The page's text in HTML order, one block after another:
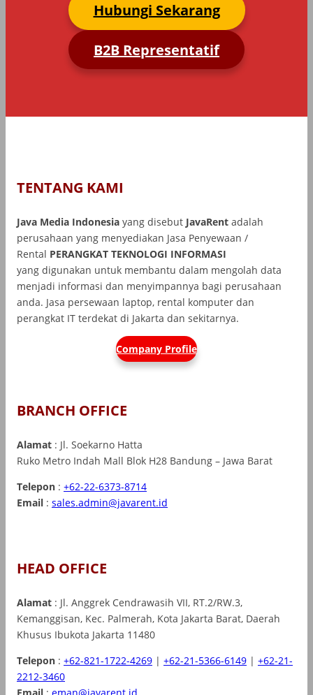
Hubungi Sekarang
B2B Representatif
TENTANG KAMI
Java Media Indonesia yang disebut JavaRent adalah
perusahaan yang menyediakan Jasa Penyewaan /
Rental PERANGKAT TEKNOLOGI INFORMASI
yang digunakan untuk membantu dalam mengolah data
menjadi informasi dan menyimpannya bagi perusahaan
anda. Jasa persewaan laptop, rental komputer dan
perangkat IT terdekat di Jakarta dan sekitarnya.
Company Profile
BRANCH OFFICE
Alamat : Jl. Soekarno Hatta
Ruko Metro Indah Mall Blok H28 Bandung – Jawa Barat
Telepon : +62-22-6373-8714
Email : sales.admin@javarent.id
HEAD OFFICE
Alamat : Jl. Anggrek Cendrawasih VII, RT.2/RW.3,
Kemanggisan, Kec. Palmerah, Kota Jakarta Barat, Daerah
Khusus Ibukota Jakarta 11480
Telepon : +62-821-1722-4269 | +62-21-5366-6149 | +62-21-
2212-3460